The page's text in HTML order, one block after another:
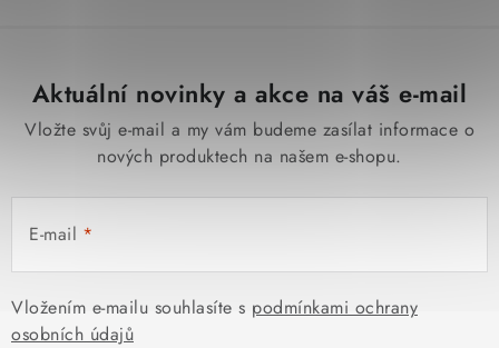
Aktuální novinky a akce na váš e-mail
Vložte svůj e-mail a my vám budeme zasílat informace o
nových produktech na našem e-shopu.
E-mail
Vložením e-mailu souhlasíte s podmínkami ochrany
osobních údajů